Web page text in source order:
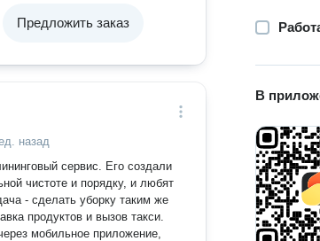
Предложить заказ
назад
сервис. Его создали
чистоте и порядку, и любят
продуктов и вызов такси.
мобильное приложение,
В